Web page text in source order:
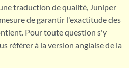
traduction de qualité, Juniper
de garantir l'exactitude des
Pour toute question s'y
référer à la version anglaise de la